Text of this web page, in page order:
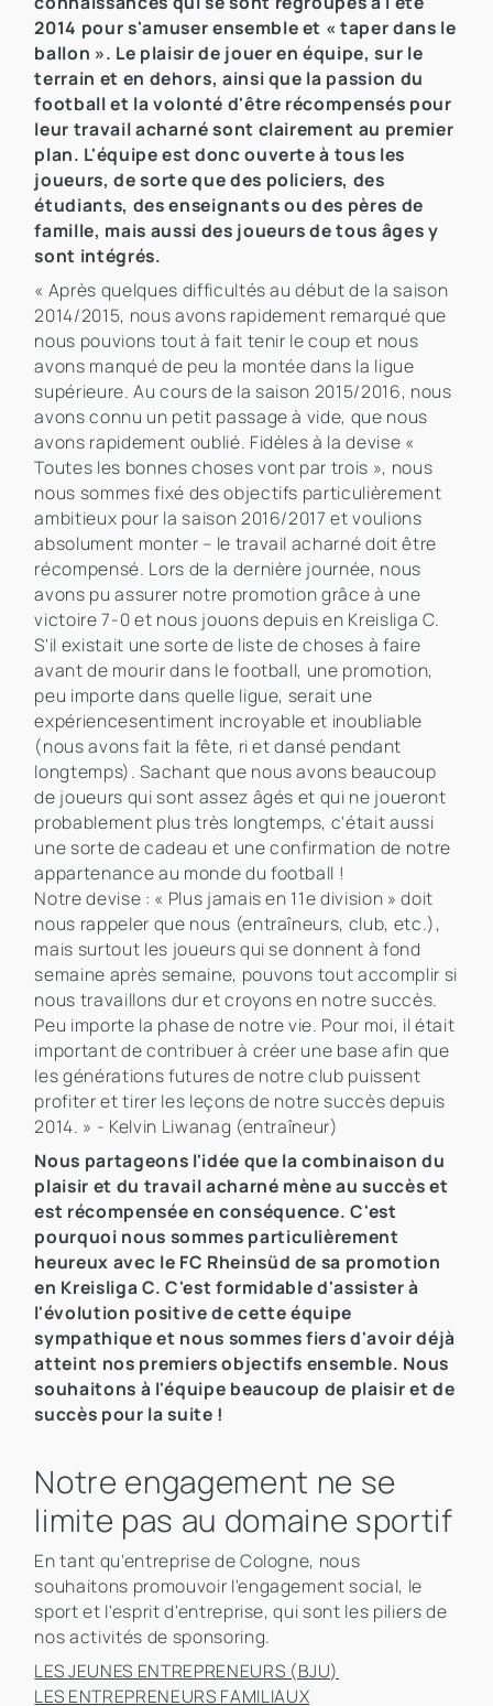
2014 pour s'amuser ensemble et « taper dans le
ballon ». Le plaisir de jouer en équipe, sur le
terrain et en dehors, ainsi que la passion du
football et la volonté d'être récompensés pour
leur travail acharné sont clairement au premier
plan. L'équipe est donc ouverte à tous les
joueurs, de sorte que des policiers, des
étudiants, des enseignants ou des pères de
famille, mais aussi des joueurs de tous âges y
sont intégrés.
« Après quelques difficultés au début de la saison
2014/2015, nous avons rapidement remarqué que
nous pouvions tout à fait tenir le coup et nous
avons manqué de peu la montée dans la ligue
supérieure. Au cours de la saison 2015/2016, nous
avons connu un petit passage à vide, que nous
avons rapidement oublié. Fidèles à la devise «
Toutes les bonnes choses vont par trois », nous
nous sommes fixé des objectifs particulièrement
ambitieux pour la saison 2016/2017 et voulions
absolument monter – le travail acharné doit être
récompensé. Lors de la dernière journée, nous
avons pu assurer notre promotion grâce à une
victoire 7-0 et nous jouons depuis en Kreisliga C.
S'il existait une sorte de liste de choses à faire
avant de mourir dans le football, une promotion,
peu importe dans quelle ligue, serait une
expériencesentiment incroyable et inoubliable
(nous avons fait la fête, ri et dansé pendant
longtemps). Sachant que nous avons beaucoup
de joueurs qui sont assez âgés et qui ne joueront
probablement plus très longtemps, c'était aussi
une sorte de cadeau et une confirmation de notre
appartenance au monde du football !
Notre devise : « Plus jamais en 11e division » doit
nous rappeler que nous (entraîneurs, club, etc.),
mais surtout les joueurs qui se donnent à fond
semaine après semaine, pouvons tout accomplir si
nous travaillons dur et croyons en notre succès.
Peu importe la phase de notre vie. Pour moi, il était
important de contribuer à créer une base afin que
les générations futures de notre club puissent
profiter et tirer les leçons de notre succès depuis
2014. » - Kelvin Liwanag (entraîneur)
Nous partageons l'idée que la combinaison du
plaisir et du travail acharné mène au succès et
est récompensée en conséquence. C'est
pourquoi nous sommes particulièrement
heureux avec le FC Rheinsüd de sa promotion
en Kreisliga C. C'est formidable d'assister à
l'évolution positive de cette équipe
sympathique et nous sommes fiers d'avoir déjà
atteint nos premiers objectifs ensemble. Nous
souhaitons à l'équipe beaucoup de plaisir et de
succès pour la suite !
Notre engagement ne se
limite pas au domaine sportif
En tant qu'entreprise de Cologne, nous
souhaitons promouvoir l'engagement social, le
sport et l'esprit d'entreprise, qui sont les piliers de
nos activités de sponsoring.
LES JEUNES ENTREPRENEURS (BJU)
LES ENTREPRENEURS FAMILIAUX